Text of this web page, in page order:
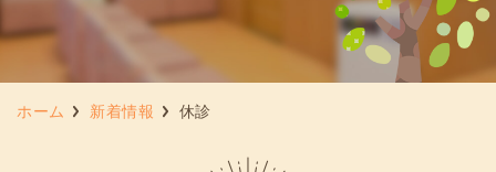
ホーム 新着情報 休診